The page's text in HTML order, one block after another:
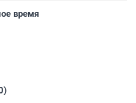
время